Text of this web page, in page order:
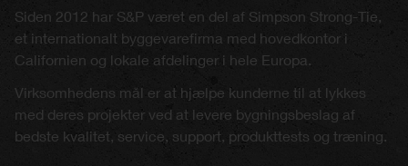
Siden 2012 har S&P været en del af Simpson Strong-Tie,
et internationalt byggevarefirma med hovedkontor i
Californien og lokale afdelinger i hele Europa.
Virksomhedens mål er at hjælpe kunderne til at lykkes
med deres projekter ved at levere bygningsbeslag af
bedste kvalitet, service, support, produkttests og træning.